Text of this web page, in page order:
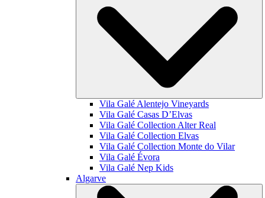
Vila Galé Alentejo Vineyards
Vila Galé Casas D’Elvas
Vila Galé Collection Alter Real
Vila Galé Collection Elvas
Vila Galé Collection Monte do Vilar
Vila Galé Évora
Vila Galé Nep Kids
Algarve